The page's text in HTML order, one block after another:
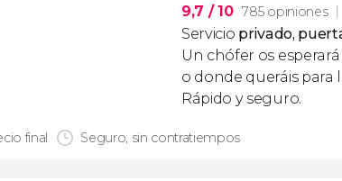
9,7 / 10 785 opiniones
Servicio privado,
Un chófer os
o donde queráis para
Rápido y seguro.
final Seguro, sin contratiempos